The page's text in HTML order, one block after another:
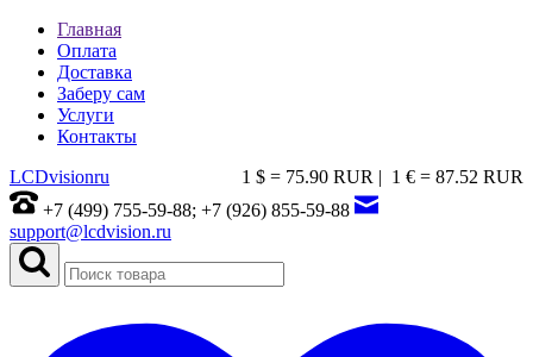
Главная
Оплата
Доставка
Заберу сам
Услуги
Контакты
1 € = 87.52 RUR
1 $ = 75.90 RUR |
LCDvisionru
+7 (499) 755-59-88; +7 (926) 855-59-88
support@lcdvision.ru